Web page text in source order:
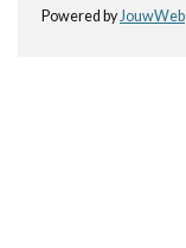
Powered byJouwWeb